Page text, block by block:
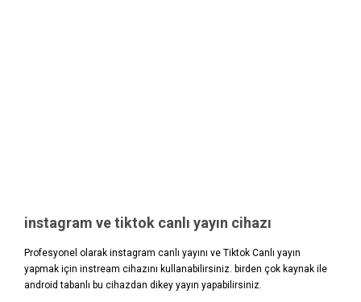
instagram ve tiktok canlı yayın cihazı
Profesyonel olarak instagram canlı yayını ve Tiktok Canlı yayın
yapmak için instream cihazını kullanabilirsiniz. birden çok kaynak ile
android tabanlı bu cihazdan dikey yayın yapabilirsiniz.